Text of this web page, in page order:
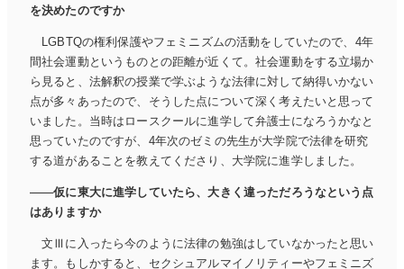
を決めたのですか
LGBTQの権利保護やフェミニズムの活動をしていたので、4年
間社会運動というものとの距離が近くて。社会運動をする立場か
ら見ると、法解釈の授業で学ぶような法律に対して納得いかない
点が多々あったので、そうした点について深く考えたいと思って
いました。当時はロースクールに進学して弁護士になろうかなと
思っていたのですが、4年次のゼミの先生が大学院で法律を研究
する道があることを教えてくださり、大学院に進学しました。
仮に東大に進学していたら、大きく違っただろうなという点
はありますか
文Ⅲに入ったら今のように法律の勉強はしていなかったと思い
ます。もしかすると、セクシュアルマイノリティーやフェミニズ